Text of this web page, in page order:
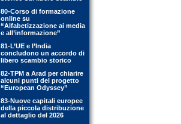
80-Corso di formazione
online su
“Alfabetizzazione ai media
e all’informazione”
81-L’UE e l’India
concludono un accordo di
libero scambio storico
82-TPM a Arad per chiarire
alcuni punti del progetto
“European Odyssey”
83-Nuove capitali europee
della piccola distribuzione
al dettaglio del 2026